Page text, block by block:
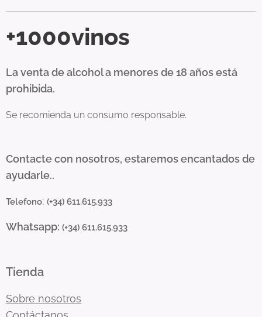
+1000vinos
La venta de alcohol a menores de 18 años está
prohibida.
Se recomienda un consumo responsable.
Contacte con nosotros, estaremos encantados de
ayudarle..
Telefono: (+34) 611.615.933
Whatsapp: (+34) 611.615.933
Tienda
Sobre nosotros